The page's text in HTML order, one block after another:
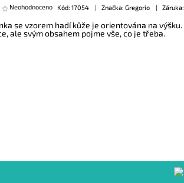
Neohodnoceno Kód: 17054 Značka: Gregorio
se vzorem hadí kůže je orientována na
ale svým obsahem pojme vše, co je třeba.